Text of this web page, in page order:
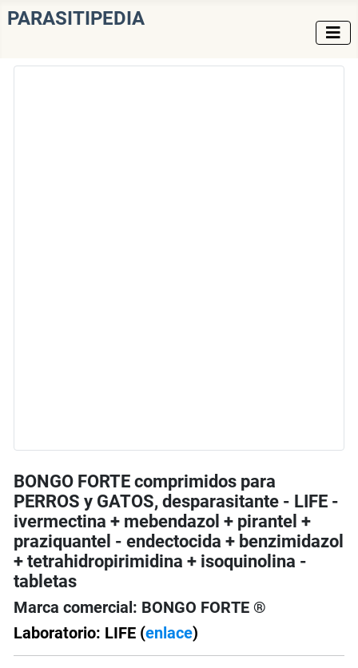
PARASITIPEDIA
BONGO FORTE comprimidos para
PERROS y GATOS, desparasitante - LIFE -
ivermectina + mebendazol + pirantel +
praziquantel - endectocida + benzimidazol
+ tetrahidropirimidina + isoquinolina -
tabletas
Marca comercial: BONGO FORTE ®
Laboratorio: LIFE (enlace)